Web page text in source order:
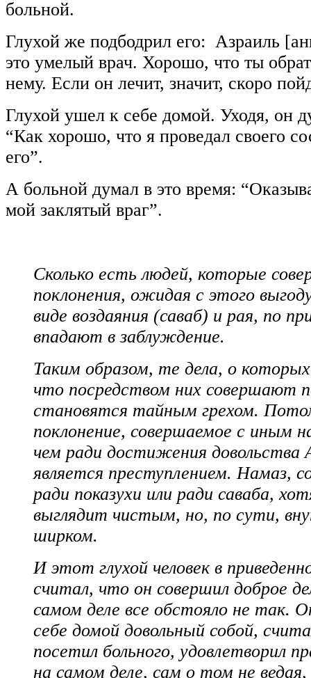
больной.
Глухой же подбодрил его: Азраиль
это умелый врач. Хорошо, что ты
нему. Если он лечит, значит, скоро
Глухой ушел к себе домой. Уходя, он
“Как хорошо, что я проведал своего
его”.
А больной думал в это время:
мой заклятый враг”.
Сколько есть людей, которые
поклонения, ожидая с этого
виде воздаяния (саваб) и рая, по
впадают в заблуждение.
Таким образом, те дела, о
что посредством них совершают
становятся тайным грехом.
поклонение, совершаемое с иным
чем ради достижения довольства
является преступлением. Намаз,
ради показухи или ради саваба,
выглядит чистым, но, по сути,
ширком.
И этот глухой человек в
считал, что он совершил доброе
самом деле все обстояло не так.
себе домой довольный собой,
посетил больного, удовлетворил
на самом деле, сам о том не